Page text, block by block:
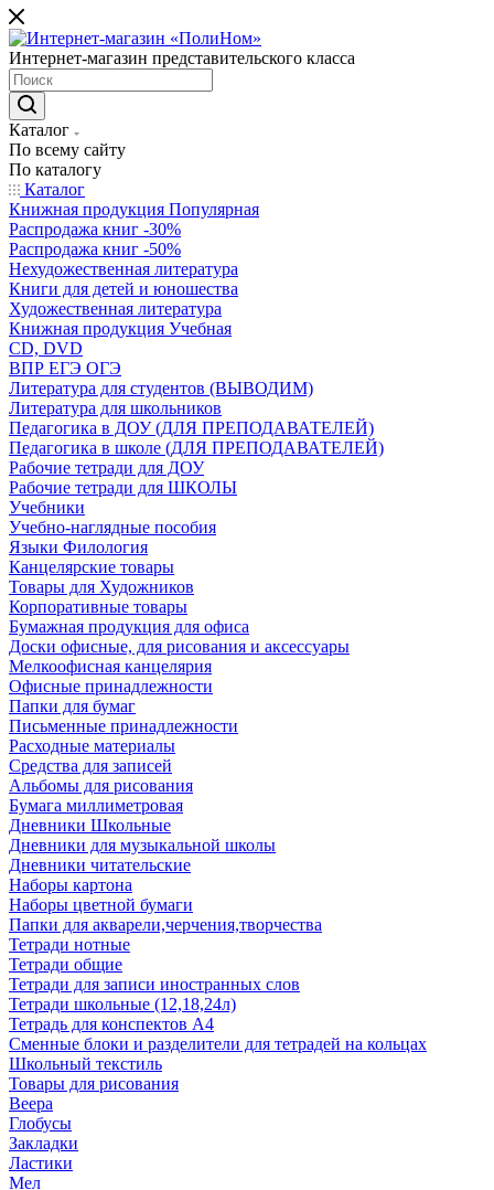
Интернет-магазин представительского класса
Каталог
По всему сайту
По каталогу
Каталог
Книжная продукция Популярная
Распродажа книг -30%
Распродажа книг -50%
Нехудожественная литература
Книги для детей и юношества
Художественная литература
Книжная продукция Учебная
CD, DVD
ВПР ЕГЭ ОГЭ
Литература для студентов (ВЫВОДИМ)
Литература для школьников
Педагогика в ДОУ (ДЛЯ ПРЕПОДАВАТЕЛЕЙ)
Педагогика в школе (ДЛЯ ПРЕПОДАВАТЕЛЕЙ)
Рабочие тетради для ДОУ
Рабочие тетради для ШКОЛЫ
Учебники
Учебно-наглядные пособия
Языки Филология
Канцелярские товары
Товары для Художников
Корпоративные товары
Бумажная продукция для офиса
Доски офисные, для рисования и аксессуары
Мелкоофисная канцелярия
Офисные принадлежности
Папки для бумаг
Письменные принадлежности
Расходные материалы
Средства для записей
Альбомы для рисования
Бумага миллиметровая
Дневники Школьные
Дневники для музыкальной школы
Дневники читательские
Наборы картона
Наборы цветной бумаги
Папки для акварели,черчения,творчества
Тетради нотные
Тетради общие
Тетради для записи иностранных слов
Тетради школьные (12,18,24л)
Тетрадь для конспектов А4
Сменные блоки и разделители для тетрадей на кольцах
Школьный текстиль
Товары для рисования
Веера
Глобусы
Закладки
Ластики
Мел